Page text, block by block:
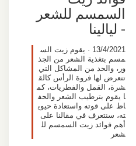
السمسم للشعر
- ليالينا
13/4/2021 · يقوم زيت الس
مسم بتغذية الشعر من الجذ
ور، والحد من المشاكل التي
تتعرض لها فروة الرأس كالق
شرة، القمل والفطريات، كم
ا يقوم بترطيب الشعر والحف
اظ على قوته واستعادة حيوي
ته، سنتعرف في مقالنا على
أهم فوائد زيت السمسم لل
شعر